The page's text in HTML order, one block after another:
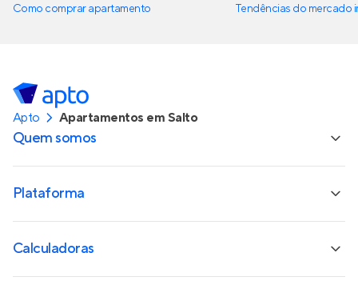
Como comprar apartamento
Tendências do mercado
Apto Apartamentos em Salto
Quem somos
Plataforma
Calculadoras